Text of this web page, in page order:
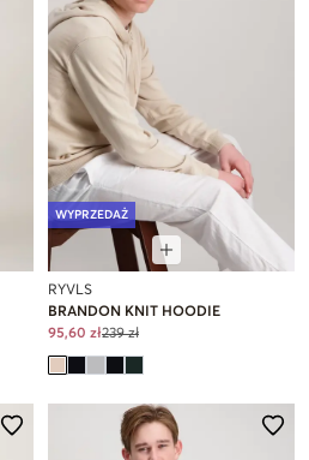
WYPRZEDAŻ
RYVLS
BRANDON KNIT HOODIE
95,60 zł239 zł